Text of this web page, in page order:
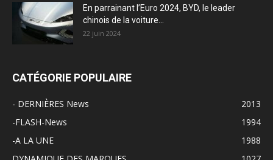
En parrainant l’Euro 2024, BYD, le leader
chinois de la voiture...
22 juin 2024
CATÉGORIE POPULAIRE
- DERNIÈRES News
2013
-FLASH-News
1994
-A LA UNE
1988